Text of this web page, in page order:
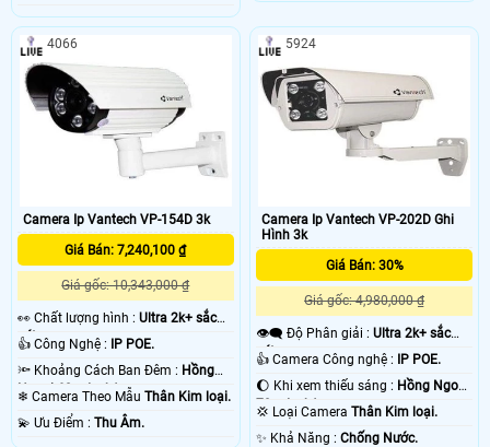
Camera Ip Vantech VP-154D 3k
Giá Bán: 7,240,100 ₫
Giá gốc: 10,343,000 ₫
️👀 Chất lượng hình : Ultra 2k+ sắc
nét .
👍 Công Nghệ : IP POE.
🔦 Khoảng Cách Ban Đêm : Hồng
Ngoại 60m Led Array.
❄ Camera Theo Mẫu Thân Kim loại.
️💫 Ưu Điểm : Thu Âm.
4066
Camera Ip Vantech VP-202D Ghi
Hình 3k
Giá Bán: 30%
Giá gốc: 4,980,000 ₫
👁️‍🗨 Độ Phân giải :Ultra 2k+ sắc
nét .
👍 Camera Công nghệ : IP POE.
🌔 Khi xem thiếu sáng : Hồng Ngoại
70m Led Array.
💢 Loại CameraThân Kim loại.
️✨ Khả Năng :Chống Nước.
5924